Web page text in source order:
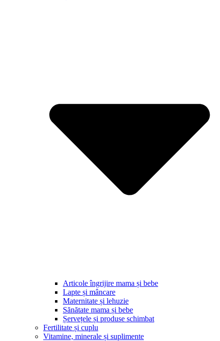
Articole îngrijire mama și bebe
Lapte și mâncare
Maternitate și lehuzie
Sănătate mama și bebe
Șervețele și produse schimbat
Fertilitate și cuplu
Vitamine, minerale și suplimente